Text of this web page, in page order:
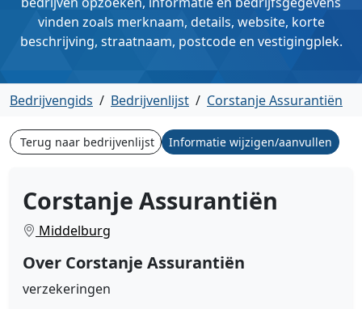
vinden zoals merknaam, details, website, korte
beschrijving, straatnaam, postcode en vestigingplek.
Bedrijvengids / Bedrijvenlijst / Corstanje Assurantiën
Terug naar bedrijvenlijst Informatie wijzigen/aanvullen
Corstanje Assurantiën
Middelburg
Over Corstanje Assurantiën
verzekeringen